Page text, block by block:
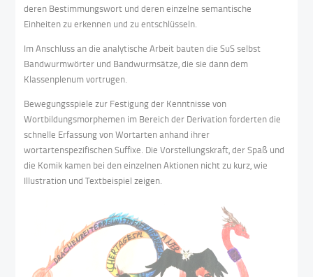
deren Bestimmungswort und deren einzelne semantische
Einheiten zu erkennen und zu entschlüsseln.
Im Anschluss an die analytische Arbeit bauten die SuS selbst
Bandwurmwörter und Bandwurmsätze, die sie dann dem
Klassenplenum vortrugen.
Bewegungsspiele zur Festigung der Kenntnisse von
Wortbildungsmorphemen im Bereich der Derivation forderten die
schnelle Erfassung von Wortarten anhand ihrer
wortartenspezifischen Suffixe. Die Vorstellungskraft, der Spaß und
die Komik kamen bei den einzelnen Aktionen nicht zu kurz, wie
Illustration und Textbeispiel zeigen.